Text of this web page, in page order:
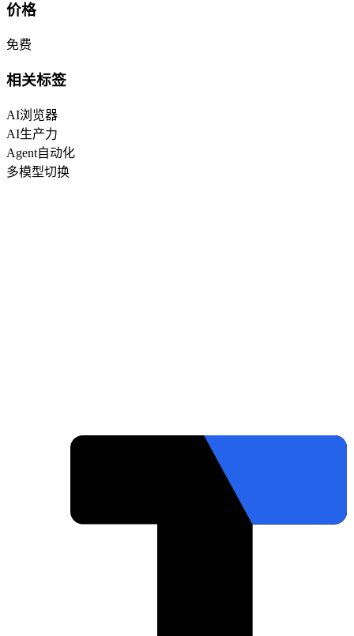
价格
免费
相关标签
AI浏览器
AI生产力
Agent自动化
多模型切换